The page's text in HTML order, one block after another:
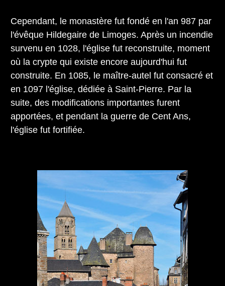
Cependant, le monastère fut fondé en l'an 987 par
l'évêque Hildegaire de Limoges. Après un incendie
survenu en 1028, l'église fut reconstruite, moment
où la crypte qui existe encore aujourd'hui fut
construite. En 1085, le maître-autel fut consacré et
en 1097 l'église, dédiée à Saint-Pierre. Par la
suite, des modifications importantes furent
apportées, et pendant la guerre de Cent Ans,
l'église fut fortifiée.